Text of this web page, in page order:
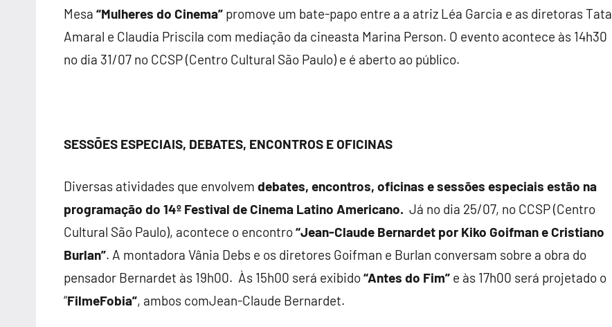
Mesa “Mulheres do Cinema” promove um bate-papo entre a a atriz Léa Garcia e as diretoras Tata
Amaral e Claudia Priscila com mediação da cineasta Marina Person. O evento acontece às 14h30
no dia 31/07 no CCSP (Centro Cultural São Paulo) e é aberto ao público.
SESSÕES ESPECIAIS, DEBATES, ENCONTROS E OFICINAS
Diversas atividades que envolvem debates, encontros, oficinas e sessões especiais estão na
programação do 14º Festival de Cinema Latino Americano. Já no dia 25/07, no CCSP (Centro
Cultural São Paulo), acontece o encontro“Jean-Claude Bernardet por Kiko Goifman e Cristiano
Burlan”. A montadora Vânia Debs e os diretores Goifman e Burlan conversam sobre a obra do
pensador Bernardet às 19h00. Às 15h00 será exibido“Antes do Fim” e às 17h00 será projetado o
“FilmeFobia”, ambos comJean-Claude Bernardet.